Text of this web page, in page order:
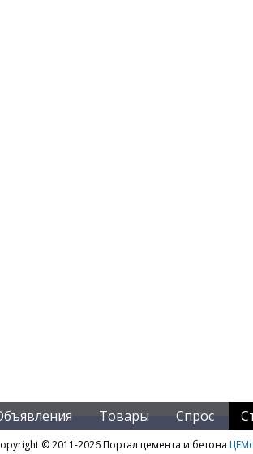
Товары Спрос
© 2011-2026 Портал цемента и бетона